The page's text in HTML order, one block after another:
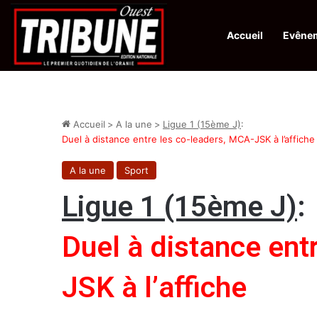
Accueil
Infos en Direct: Protection de la ville sainte d’El-Qods : l’Algérie
Accueil > A la une > Ligue 1 (15ème J):
Duel à distance entre les co-leaders, MCA-JSK à l’affiche
A la une Sport
Ligue 1 (15ème J):
Duel à distance
JSK à l’affiche